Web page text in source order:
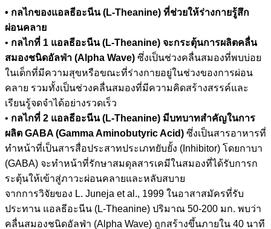
• กลไกของแอลธีอะนีน (L-Theanine) ที่ช่วยให้ร่างกายรู้สึก
ผ่อนคลาย
• กลไกที่ 1 แอลธีอะนีน (L-Theanine) จะกระตุ้นการผลิตคลื่น
สมองชนิดอัลฟ่า (Alpha Wave) ซึ่งเป็นช่วงคลื่นสมองที่พบบ่อย
ในเด็กที่มีความสุขหรือขณะที่ร่างกายอยู่ในช่วงของการผ่อน
คลาย รวมทั้งเป็นช่วงคลื่นสมองที่มีความคิดสร้างสรรค์และ
เรียนรู้จดจำได้อย่างรวดเร็ว
• กลไกที่ 2 แอลธีอะนีน (L-Theanine) มีบทบาทสำคัญในการ
ผลิต GABA (Gamma Aminobutyric Acid) ซึ่งเป็นสารอาหารที่
ทำหน้าที่เป็นสารสื่อประสาทประเภทยับยั้ง (Inhibitor) โดยกาบา
(GABA) จะทำหน้าที่รักษาสมดุลสารเคมีในสมองที่ได้รับการก
ระตุ้นให้เข้าสู่ภาวะผ่อนคลายและหลับสบาย
จากการวิจัยของ L. Juneja et al., 1999 ในอาสาสมัครที่รับ
ประทาน แอลธีอะนีน (L-Theanine) ปริมาณ 50-200 มก. พบว่า
คลื่นสมองชนิดอัลฟ่า (Alpha Wave) ถูกสร้างขึ้นภายใน 40 นาที